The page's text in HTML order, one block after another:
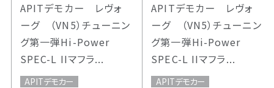
APITデモカー レヴォ
ーグ （VN5）チューニン
グ第一弾Hi-Power
SPEC-L IIマフラ...
APITデモカー
APITデモカー レヴォ
ーグ （VN5）チューニン
グ第一弾Hi-Power
SPEC-L IIマフラ...
APITデモカー